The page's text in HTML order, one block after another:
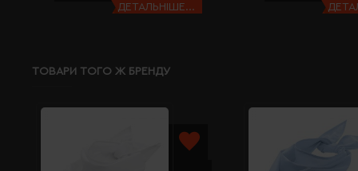
ДЕТАЛЬНІШЕ...
ТОВАРИ ТОГО Ж БРЕНДУ